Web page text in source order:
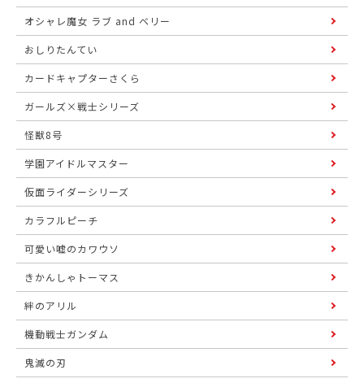
オシャレ魔女 ラブ and ベリー
おしりたんてい
カードキャプターさくら
ガールズ×戦士シリーズ
怪獣8号
学園アイドルマスター
仮面ライダーシリーズ
カラフルピーチ
可愛い嘘のカワウソ
きかんしゃトーマス
絆のアリル
機動戦士ガンダム
鬼滅の刃